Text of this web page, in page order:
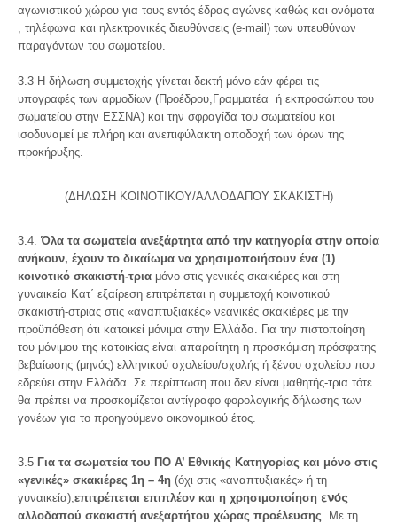
αγωνιστικού χώρου για τους εντός έδρας αγώνες καθώς και ονόματα
, τηλέφωνα και ηλεκτρονικές διευθύνσεις (e-mail) των υπευθύνων
παραγόντων του σωματείου.
3.3 Η δήλωση συμμετοχής γίνεται δεκτή μόνο εάν φέρει τις
υπογραφές των αρμοδίων (Προέδρου,Γραμματέα ή εκπροσώπου του
σωματείου στην ΕΣΣΝΑ) και την σφραγίδα του σωματείου και
ισοδυναμεί με πλήρη και ανεπιφύλακτη αποδοχή των όρων της
προκήρυξης.
(ΔΗΛΩΣΗ ΚΟΙΝΟΤΙΚΟΥ/ΑΛΛΟΔΑΠΟΥ ΣΚΑΚΙΣΤΗ)
3.4. Όλα τα σωματεία ανεξάρτητα από την κατηγορία στην οποία
ανήκουν, έχουν το δικαίωμα να χρησιμοποιήσουν ένα (1)
κοινοτικό σκακιστή-τρια μόνο στις γενικές σκακιέρες και στη
γυναικεία Κατ΄ εξαίρεση επιτρέπεται η συμμετοχή κοινοτικού
σκακιστή-στριας στις «αναπτυξιακές» νεανικές σκακιέρες με την
προϋπόθεση ότι κατοικεί μόνιμα στην Ελλάδα. Για την πιστοποίηση
του μόνιμου της κατοικίας είναι απαραίτητη η προσκόμιση πρόσφατης
βεβαίωσης (μηνός) ελληνικού σχολείου/σχολής ή ξένου σχολείου που
εδρεύει στην Ελλάδα. Σε περίπτωση που δεν είναι μαθητής-τρια τότε
θα πρέπει να προσκομίζεται αντίγραφο φορολογικής δήλωσης των
γονέων για το προηγούμενο οικονομικού έτος.
3.5 Για τα σωματεία του ΠΟ Α’ Εθνικής Κατηγορίας και μόνο στις
«γενικές» σκακιέρες 1η – 4η (όχι στις «αναπτυξιακές» ή τη
γυναικεία),επιτρέπεται επιπλέον και η χρησιμοποίηση ενός
αλλοδαπού σκακιστή ανεξαρτήτου χώρας προέλευσης. Με τη